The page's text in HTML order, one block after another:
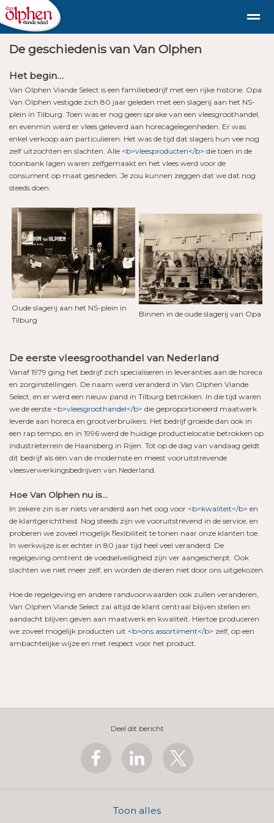
Geschiedenis duurzaam diervriendelijk vlees uit de
Shop Nieuws Bellen E-mail
De geschiedenis van Van Olphen
Het begin…
Van Olphen Viande Select is een familiebedrijf met een rijke historie. Opa
Van Olphen vestigde zich 80 jaar geleden met een slagerij aan het NS-
plein in Tilburg. Toen was er nog geen sprake van een vleesgroothandel,
en evenmin werd er vlees geleverd aan horecagelegenheden. Er was
enkel verkoop aan particulieren. Het was de tijd dat slagers hun vee nog
zelf uitzochten en slachten. Alle <b>vleesproducten</b> die toen in de
toonbank lagen waren zelfgemaakt en het vlees werd voor de
consument op maat gesneden. Je zou kunnen zeggen dat we dat nog
steeds doen.
Oude slagerij aan het NS-plein in
Tilburg
Binnen in de oude slagerij van Opa
De eerste vleesgroothandel van Nederland
Vanaf 1979 ging het bedrijf zich specialiseren in leveranties aan de horeca
en zorginstellingen. De naam werd veranderd in Van Olphen Viande
Select, en er werd een nieuw pand in Tilburg betrokken. In die tijd waren
we de eerste <b>vleesgroothandel</b> die geproportioneerd maatwerk
leverde aan horeca en grootverbruikers. Het bedrijf groeide dan ook in
een rap tempo, en in 1996 werd de huidige productielocatie betrokken op
industrieterrein de Haansberg in Rijen. Tot op de dag van vandaag geldt
dit bedrijf als één van de modernste en meest vooruitstrevende
vleesverwerkingsbedrijven van Nederland.
Hoe Van Olphen nu is…
In zekere zin is er niets veranderd aan het oog voor <b>kwaliteit</b> en
de klantgerichtheid. Nog steeds zijn we vooruitstrevend in de service, en
proberen we zoveel mogelijk flexibiliteit te tonen naar onze klanten toe.
In werkwijze is er echter in 80 jaar tijd heel veel veranderd. De
regelgeving omtrent de voedselveiligheid zijn ver aangescherpt. Ook
slachten we niet meer zelf, en worden de dieren niet door ons uitgekozen.
Hoe de regelgeving en andere randvoorwaarden ook zullen veranderen,
Van Olphen Viande Select zal altijd de klant centraal blijven stellen en
aandacht blijven geven aan maatwerk en kwaliteit. Hiertoe produceren
we zoveel mogelijk producten uit <b>ons assortiment</b> zelf, op een
ambachtelijke wijze en met respect voor het product.
Deel dit bericht
Toon alles